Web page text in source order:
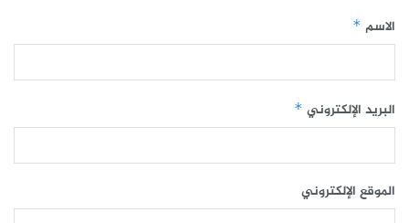
الاسم *
البريد الإلكتروني*
الموقع الإلكتروني